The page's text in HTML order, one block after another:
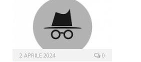
2 APRILE 2024 0